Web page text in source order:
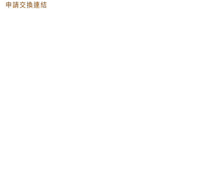
申請交換連結